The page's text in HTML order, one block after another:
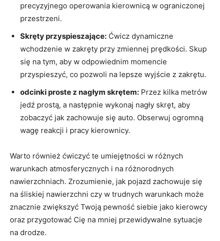
precyzyjnego operowania kierownicą w ograniczonej
przestrzeni.
Skręty‌ przyspieszające: Ćwicz dynamiczne‍
wchodzenie w zakręty przy zmiennej prędkości. Skup
się na tym, aby w⁤ odpowiednim momencie⁣
przyspieszyć, co pozwoli na lepsze wyjście z zakrętu.
odcinki proste z nagłym skrętem: Przez kilka metrów
jedź prostą, a następnie⁣ wykonaj nagły skręt, aby
‍zobaczyć jak zachowuje się auto. Obserwuj ogromną
wagę reakcji i pracy kierownicy.
Warto również ćwiczyć te umiejętności w różnych
warunkach atmosferycznych​ i na różnorodnych
nawierzchniach. Zrozumienie, jak pojazd zachowuje​ się
na śliskiej nawierzchni czy w trudnych warunkach może
znacznie zwiększyć Twoją pewność‍ siebie‌ jako kierowcy
oraz przygotować Cię na‌ mniej przewidywalne sytuacje⁢
na​ drodze.